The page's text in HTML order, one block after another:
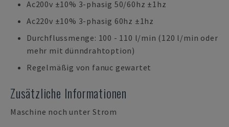
Ac200v ±10% 3-phasig 50/60hz ±1hz
Ac220v ±10% 3-phasig 60hz ±1hz
Durchflussmenge: 100 - 110 l/min (120 l/min oder
mehr mit dünndrahtoption)
Regelmäßig von fanuc gewartet
Zusätzliche Informationen
Maschine noch unter Strom